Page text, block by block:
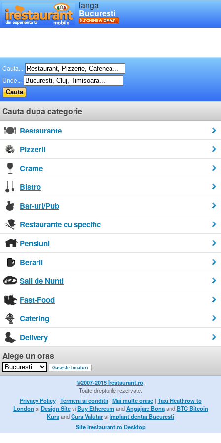
langa
Bucuresti
Cauta...
Unde...
Cauta dupa categorie
Restaurante
Pizzerii
Crame
Bistro
Bar-uri/Pub
Restaurante cu specific
Pensiuni
Berarii
Sali de Nunti
Fast-Food
Catering
Delivery
Alege un oras
©2007-2015 Irestaurant.ro.
Toate drepturile rezervate.
Privacy Policy| Termeni si conditii| Mai multe orase| Taxi Heathrow to
London siDesign Sitesi Buy EthereumandAngajare Bonaand BTC Bitcoin
KursandCurs ValutarsiImplant dentar Bucuresti
Site Irestaurant.ro Desktop